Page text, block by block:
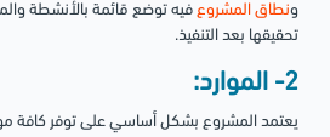
ونطاق المشروع فيه توضع قائمة بالأنشطة
تحقيقها بعد التنفيذ.
2- الموارد:
يعتمد المشروع بشكل أساسي على توفر كافة